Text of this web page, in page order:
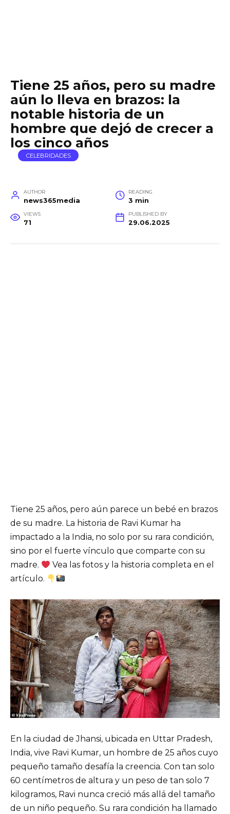
Tiene 25 años, pero su madre
aún lo lleva en brazos: la
notable historia de un
hombre que dejó de crecer a
los cinco años
CELEBRIDADES
AUTHOR
news365media
READING
3 min
VIEWS
71
PUBLISHED BY
29.06.2025
Tiene 25 años, pero aún parece un bebé en brazos
de su madre. La historia de Ravi Kumar ha
impactado a la India, no solo por su rara condición,
sino por el fuerte vínculo que comparte con su
madre.
Vea las fotos y la historia completa en el
artículo.
En la ciudad de Jhansi, ubicada en Uttar Pradesh,
India, vive Ravi Kumar, un hombre de 25 años cuyo
pequeño tamaño desafía la creencia. Con tan solo
60 centímetros de altura y un peso de tan solo 7
kilogramos, Ravi nunca creció más allá del tamaño
de un niño pequeño. Su rara condición ha llamado